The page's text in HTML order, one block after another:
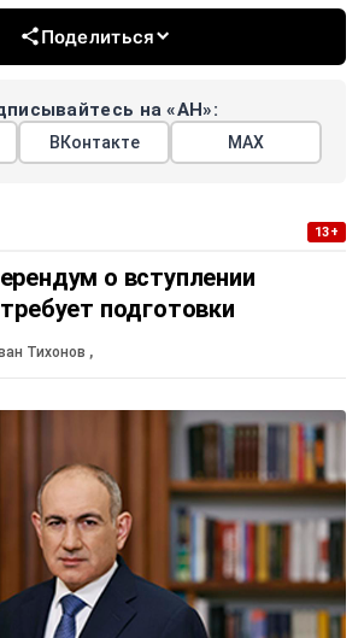
Поделиться
на «АН»:
ВКонтакте МАХ
13+
о вступлении
подготовки
Тихонов ,